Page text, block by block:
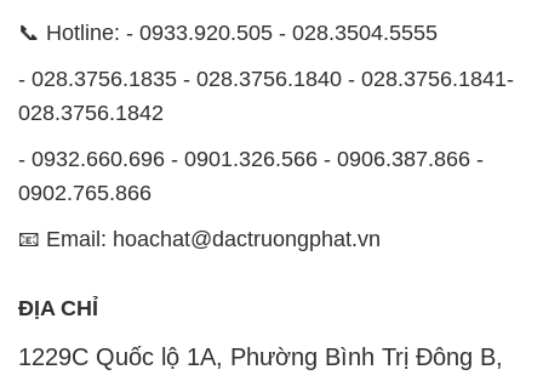
📞 Hotline: - 0933.920.505 - 028.3504.5555
- 028.3756.1835 - 028.3756.1840 - 028.3756.1841-
028.3756.1842
- 0932.660.696 - 0901.326.566 - 0906.387.866 -
0902.765.866
📧 Email: hoachat@dactruongphat.vn
ĐỊA CHỈ
1229C Quốc lộ 1A, Phường Bình Trị Đông B,